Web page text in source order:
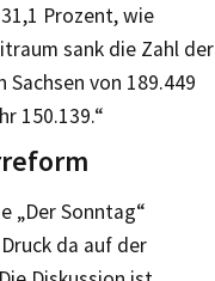
Prozent, wie
sank die Zahl der
von 189.449
150.139.“
„Der Sonntag“
da auf der